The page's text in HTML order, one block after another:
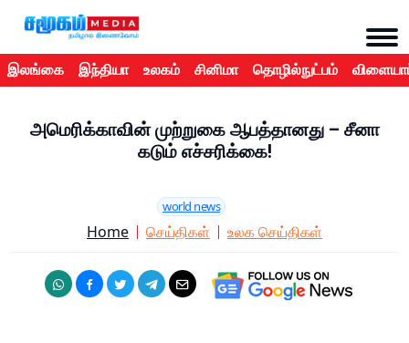
இலங்கை இந்தியா உலகம் சினிமா தொழில்நுட்பம்
அமெரிக்காவின் முற்றுகை ஆபத்தானது – சீனா
கடும் எச்சரிக்கை!
world news
Home செய்திகள் உலக செய்திகள்